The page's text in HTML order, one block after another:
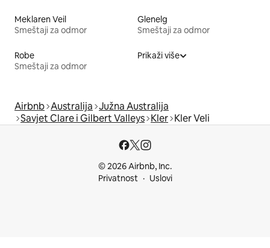
Meklaren Veil
Smeštaji za odmor
Glenelg
Smeštaji za odmor
Robe
Smeštaji za odmor
Prikaži više
Airbnb Australija Južna Australija
Savjet Clare i Gilbert Valleys Kler Kler Veli
© 2026 Airbnb, Inc.
Privatnost
Uslovi